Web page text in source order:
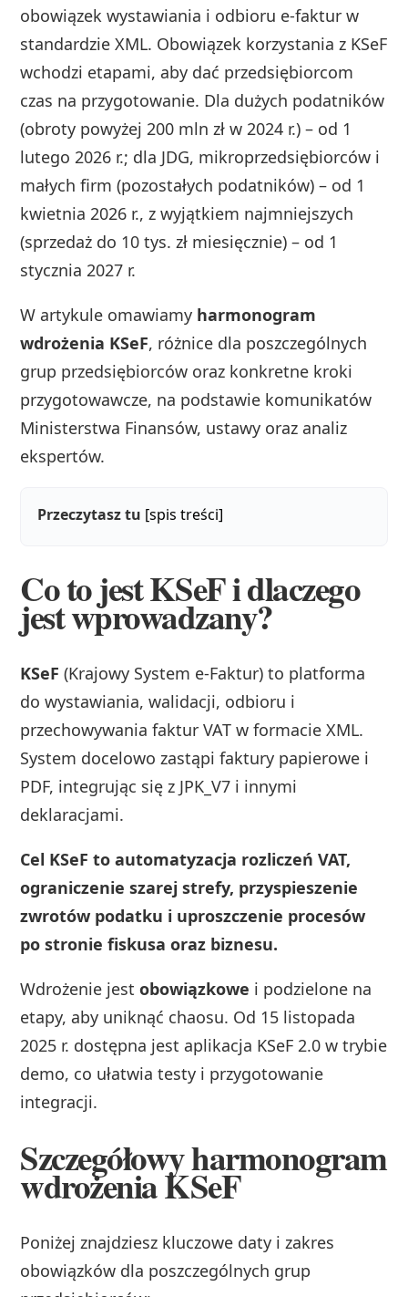
obowiązek wystawiania i odbioru e-faktur w
standardzie XML. Obowiązek korzystania z KSeF
wchodzi etapami, aby dać przedsiębiorcom
czas na przygotowanie. Dla dużych podatników
(obroty powyżej 200 mln zł w 2024 r.) – od 1
lutego 2026 r.; dla JDG, mikroprzedsiębiorców i
małych firm (pozostałych podatników) – od 1
kwietnia 2026 r., z wyjątkiem najmniejszych
(sprzedaż do 10 tys. zł miesięcznie) – od 1
stycznia 2027 r.
W artykule omawiamy harmonogram
wdrożenia KSeF, różnice dla poszczególnych
grup przedsiębiorców oraz konkretne kroki
przygotowawcze, na podstawie komunikatów
Ministerstwa Finansów, ustawy oraz analiz
ekspertów.
Przeczytasz tu [spis treści]
Co to jest KSeF i dlaczego
jest wprowadzany?
KSeF (Krajowy System e-Faktur) to platforma
do wystawiania, walidacji, odbioru i
przechowywania faktur VAT w formacie XML.
System docelowo zastąpi faktury papierowe i
PDF, integrując się z JPK_V7 i innymi
deklaracjami.
Cel KSeF to automatyzacja rozliczeń VAT,
ograniczenie szarej strefy, przyspieszenie
zwrotów podatku i uproszczenie procesów
po stronie fiskusa oraz biznesu.
Wdrożenie jestobowiązkowe i podzielone na
etapy, aby uniknąć chaosu. Od 15 listopada
2025 r. dostępna jest aplikacja KSeF 2.0 w trybie
demo, co ułatwia testy i przygotowanie
integracji.
Szczegółowy harmonogram
wdrożenia KSeF
Poniżej znajdziesz kluczowe daty i zakres
obowiązków dla poszczególnych grup